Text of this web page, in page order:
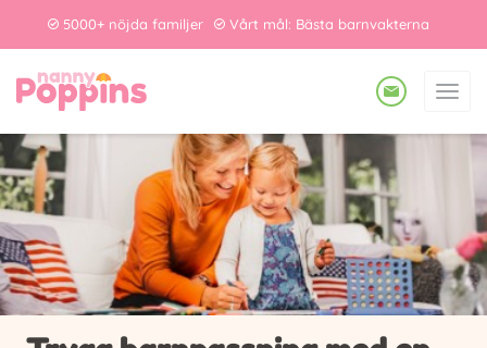
5000+ nöjda familjer Vårt mål: Bästa barnvakterna